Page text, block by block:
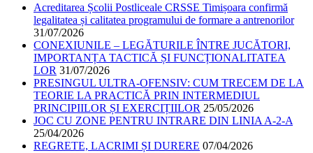
Acreditarea Școlii Postliceale CRSSE Timișoara confirmă
legalitatea și calitatea programului de formare a antrenorilor
31/07/2026
CONEXIUNILE – LEGĂTURILE ÎNTRE JUCĂTORI,
IMPORTANȚA TACTICĂ ȘI FUNCȚIONALITATEA
LOR 31/07/2026
PRESINGUL ULTRA-OFENSIV: CUM TRECEM DE LA
TEORIE LA PRACTICĂ PRIN INTERMEDIUL
PRINCIPIILOR ȘI EXERCIȚIILOR 25/05/2026
JOC CU ZONE PENTRU INTRARE DIN LINIA A-2-A
25/04/2026
REGRETE, LACRIMI ȘI DURERE 07/04/2026